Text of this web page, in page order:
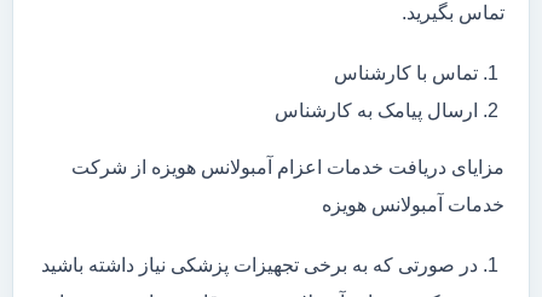
تماس بگیرید.
تماس با کارشناس
ارسال پیامک به کارشناس
مزایای دریافت خدمات اعزام آمبولانس هویزه از شرکت
خدمات آمبولانس هویزه
در صورتی که به برخی تجهیزات پزشکی نیاز داشته باشید